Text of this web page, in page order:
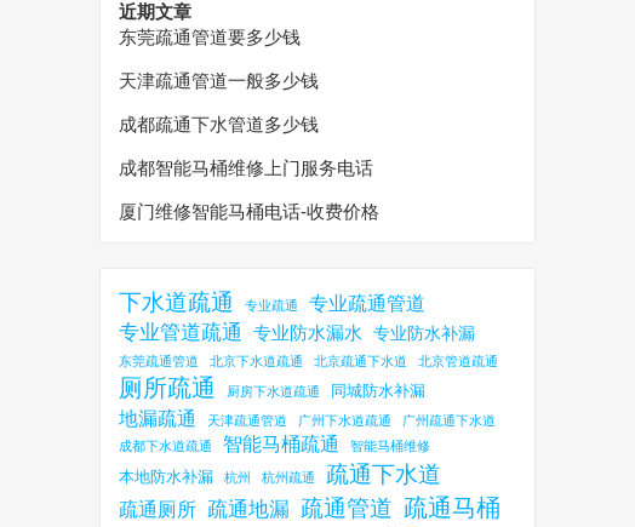
近期文章
东莞疏通管道要多少钱
天津疏通管道一般多少钱
成都疏通下水管道多少钱
成都智能马桶维修上门服务电话
厦门维修智能马桶电话-收费价格
下水道疏通 专业疏通 专业疏通管道
专业管道疏通 专业防水漏水 专业防水补漏
东莞疏通管道 北京下水道疏通 北京疏通下水道 北京管道疏通
厕所疏通 厨房下水道疏通 同城防水补漏
地漏疏通 天津疏通管道 广州下水道疏通
广州疏通下水道
成都下水道疏通
智能马桶疏通 智能马桶维修
本地防水补漏 杭州 杭州疏通 疏通下水道
疏通厕所 疏通地漏 疏通管道 疏通马桶